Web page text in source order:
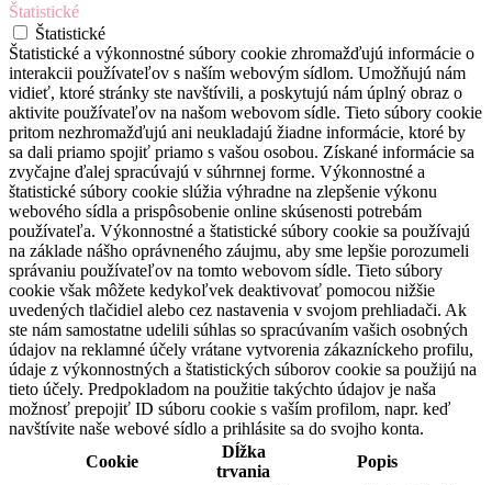
Štatistické
Štatistické
Štatistické a výkonnostné súbory cookie zhromažďujú informácie o
interakcii používateľov s naším webovým sídlom. Umožňujú nám
vidieť, ktoré stránky ste navštívili, a poskytujú nám úplný obraz o
aktivite používateľov na našom webovom sídle. Tieto súbory cookie
pritom nezhromažďujú ani neukladajú žiadne informácie, ktoré by
sa dali priamo spojiť priamo s vašou osobou. Získané informácie sa
zvyčajne ďalej spracúvajú v súhrnnej forme. Výkonnostné a
štatistické súbory cookie slúžia výhradne na zlepšenie výkonu
webového sídla a prispôsobenie online skúsenosti potrebám
používateľa. Výkonnostné a štatistické súbory cookie sa používajú
na základe nášho oprávneného záujmu, aby sme lepšie porozumeli
správaniu používateľov na tomto webovom sídle. Tieto súbory
cookie však môžete kedykoľvek deaktivovať pomocou nižšie
uvedených tlačidiel alebo cez nastavenia v svojom prehliadači. Ak
ste nám samostatne udelili súhlas so spracúvaním vašich osobných
údajov na reklamné účely vrátane vytvorenia zákazníckeho profilu,
údaje z výkonnostných a štatistických súborov cookie sa použijú na
tieto účely. Predpokladom na použitie takýchto údajov je naša
možnosť prepojiť ID súboru cookie s vaším profilom, napr. keď
navštívite naše webové sídlo a prihlásite sa do svojho konta.
Cookie
Dĺžka
trvania
Popis